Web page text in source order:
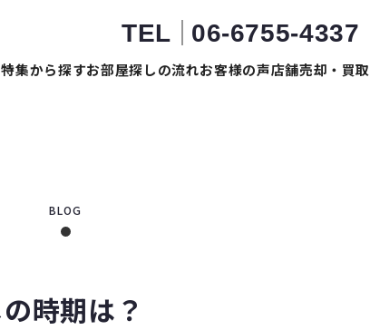
TEL 06-6755-4337
特集から探すお部屋探しの流れお客様の声店舗売却・買取
時期は？
BLOG